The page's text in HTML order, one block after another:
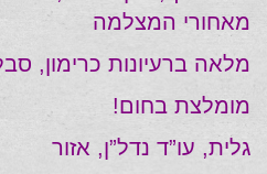
מאחורי המצלמה
מלאה ברעיונות כרימון,
מומלצת בחום!
גלית, עו”ד נדל”ן, אזור